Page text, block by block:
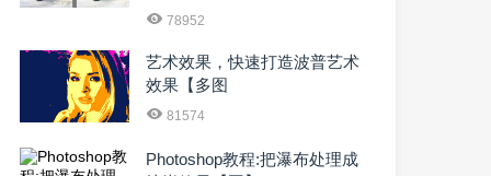
78952
艺术效果，快速打造波普艺术
效果【多图
81574
Photoshop教程:把瀑布处理成